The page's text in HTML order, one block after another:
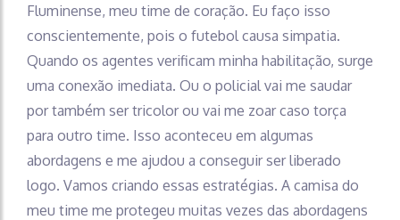
Fluminense, meu time de coração. Eu faço isso
conscientemente, pois o futebol causa simpatia.
Quando os agentes verificam minha habilitação, surge
uma conexão imediata. Ou o policial vai me saudar
por também ser tricolor ou vai me zoar caso torça
para outro time. Isso aconteceu em algumas
abordagens e me ajudou a conseguir ser liberado
logo. Vamos criando essas estratégias. A camisa do
meu time me protegeu muitas vezes das abordagens